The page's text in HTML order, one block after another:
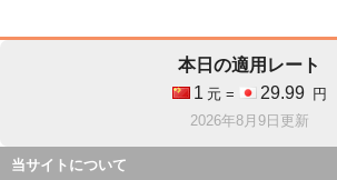
本日の適用レート
1 元 = 29.99
円
2026年8月9日更新
当サイトについて